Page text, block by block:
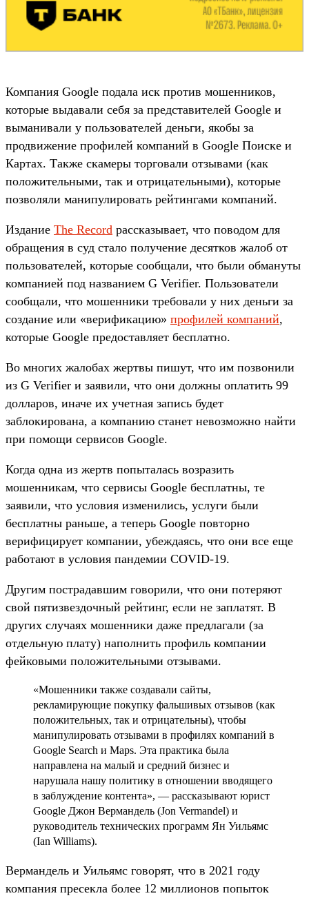
Компания Google подала иск против мошенников,
которые выдавали себя за представителей Google и
выманивали у пользователей деньги, якобы за
продвижение профилей компаний в Google Поиске и
Картах. Также скамеры торговали отзывами (как
положительными, так и отрицательными), которые
позволяли манипулировать рейтингами компаний.
Издание The Record рассказывает, что поводом для
обращения в суд стало получение десятков жалоб от
пользователей, которые сообщали, что были обмануты
компанией под названием G Verifier. Пользователи
сообщали, что мошенники требовали у них деньги за
создание или «верификацию» профилей компаний,
которые Google предоставляет бесплатно.
Во многих жалобах жертвы пишут, что им позвонили
из G Verifier и заявили, что они должны оплатить 99
долларов, иначе их учетная запись будет
заблокирована, а компанию станет невозможно найти
при помощи сервисов Google.
Когда одна из жертв попыталась возразить
мошенникам, что сервисы Google бесплатны, те
заявили, что условия изменились, услуги были
бесплатны раньше, а теперь Google повторно
верифицирует компании, убеждаясь, что они все еще
работают в условия пандемии COVID-19.
Другим пострадавшим говорили, что они потеряют
свой пятизвездочный рейтинг, если не заплатят. В
других случаях мошенники даже предлагали (за
отдельную плату) наполнить профиль компании
фейковыми положительными отзывами.
«Мошенники также создавали сайты,
рекламирующие покупку фальшивых отзывов (как
положительных, так и отрицательны), чтобы
манипулировать отзывами в профилях компаний в
Google Search и Maps. Эта практика была
направлена на малый и средний бизнес и
нарушала нашу политику в отношении вводящего
в заблуждение контента», — рассказывают юрист
Google Джон Вермандель (Jon Vermandel) и
руководитель технических программ Ян Уильямс
(Ian Williams).
Вермандель и Уильямс говорят, что в 2021 году
компания пресекла более 12 миллионов попыток